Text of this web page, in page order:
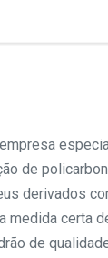
de
derivados
medida certa
de